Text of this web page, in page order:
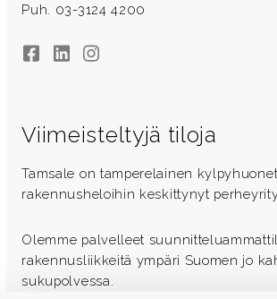
Puh. 03-3124 4200
FacebookLinkedInInstagram
Viimeisteltyjä tiloja
Tamsale on tamperelainen
rakennusheloihin keskittynyt
Olemme palvelleet
rakennusliikkeitä ympäri Suomen jo
sukupolvessa.